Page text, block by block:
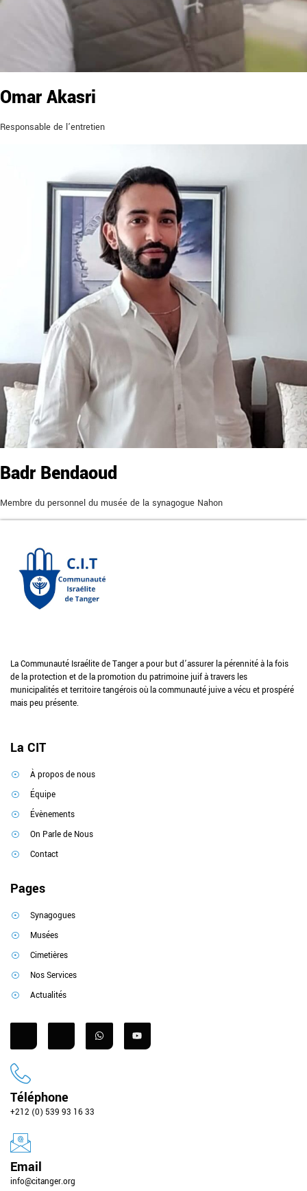
Omar Akasri
Responsable de l’entretien
Badr Bendaoud
Membre du personnel du musée de la synagogue Nahon
La Communauté Israélite de Tanger a pour but d’assurer la pérennité à la fois
de la protection et de la promotion du patrimoine juif à travers les
municipalités et territoire tangérois où la communauté juive a vécu et prospéré
mais peu présente.
La CIT
À propos de nous
Équipe
Évènements
On Parle de Nous
Contact
Pages
Synagogues
Musées
Cimetières
Nos Services
Actualités
Téléphone
+212 (0) 539 93 16 33
Email
info@citanger.org